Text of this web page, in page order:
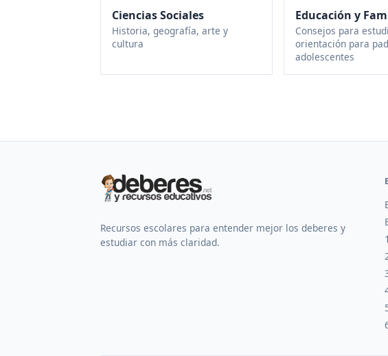
Ciencias Sociales
Historia, geografía, arte y
cultura
Educación y
Consejos para
orientación para
adolescentes
Recursos escolares para entender mejor los deberes y
estudiar con más claridad.